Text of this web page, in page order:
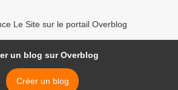
Le Site sur le portail Overblog
un blog sur Overblog
Créer un blog